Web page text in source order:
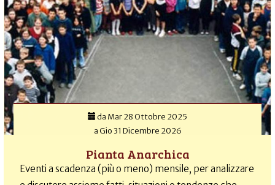
da Mar 28 Ottobre 2025
aGio 31 Dicembre 2026
Pianta Anarchica
Eventi a scadenza (più o meno) mensile, per analizzare